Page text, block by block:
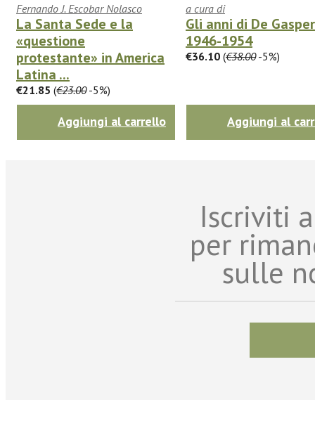
Fernando J. Escobar Nolasco
La Santa Sede e la
«questione
protestante» in America
Latina ...
€21.85 (€23.00-5%)
Aggiungi al carrello
a cura di
Gli anni di De
1946-1954
€36.10 (€38.00-5%)
Aggiungi al
Iscriviti
per
sulle